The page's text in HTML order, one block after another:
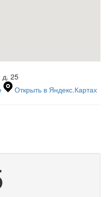
д. 25
Открыть в Яндекс.Картах